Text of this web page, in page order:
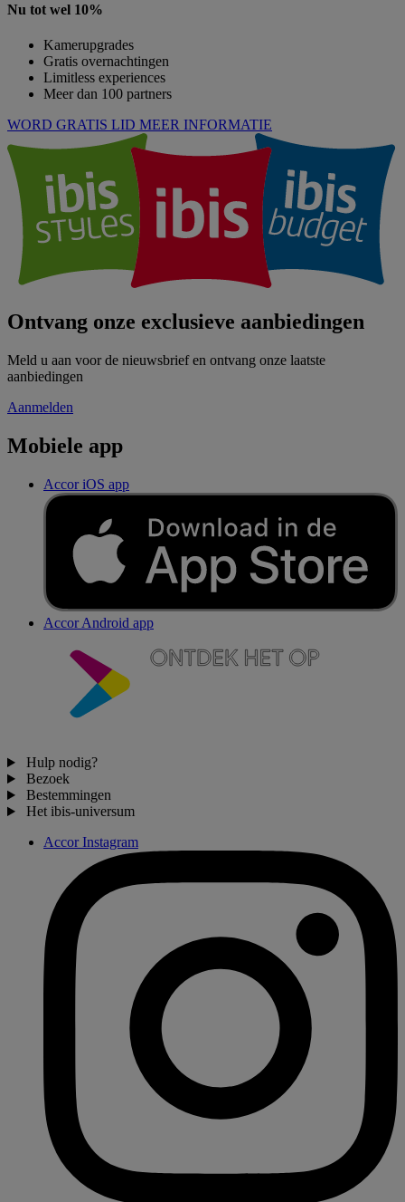
Nu tot wel 10%
Kamerupgrades
Gratis overnachtingen
Limitless experiences
Meer dan 100 partners
WORD GRATIS LID MEER INFORMATIE
Ontvang onze exclusieve aanbiedingen
Meld u aan voor de nieuwsbrief en ontvang onze laatste
aanbiedingen
Aanmelden
Mobiele app
Accor iOS app
Accor Android app
Hulp nodig?
Bezoek
Bestemmingen
Het ibis-universum
Accor Instagram